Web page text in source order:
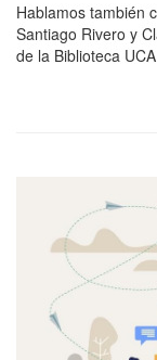
Hablamos también
Santiago Rivero y
de la Biblioteca